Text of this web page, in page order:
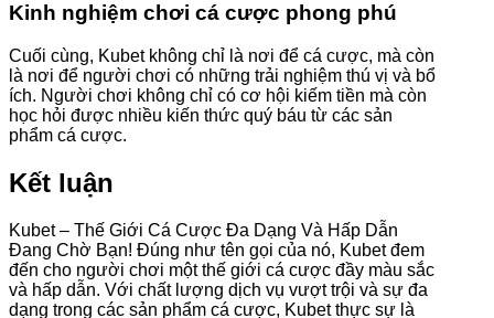
Kinh nghiệm chơi cá cược phong phú
Cuối cùng, Kubet không chỉ là nơi để cá cược, mà còn
là nơi để người chơi có những trải nghiệm thú vị và bổ
ích. Người chơi không chỉ có cơ hội kiếm tiền mà còn
học hỏi được nhiều kiến thức quý báu từ các sản
phẩm cá cược.
Kết luận
Kubet – Thế Giới Cá Cược Đa Dạng Và Hấp Dẫn
Đang Chờ Bạn! Đúng như tên gọi của nó, Kubet đem
đến cho người chơi một thế giới cá cược đầy màu sắc
và hấp dẫn. Với chất lượng dịch vụ vượt trội và sự đa
dạng trong các sản phẩm cá cược, Kubet thực sự là